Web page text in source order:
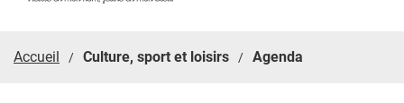
Accueil Culture, sport et loisirs Agenda